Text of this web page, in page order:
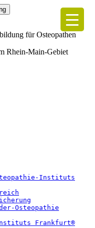
für Osteopathen
Instituts
Osteopathie
Instituts Frankfurt®